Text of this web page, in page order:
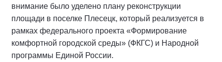
внимание было уделено плану реконструкции
площади в поселке Плесецк, который реализуется в
рамках федерального проекта «Формирование
комфортной городской среды» (ФКГС) и Народной
программы Единой России.